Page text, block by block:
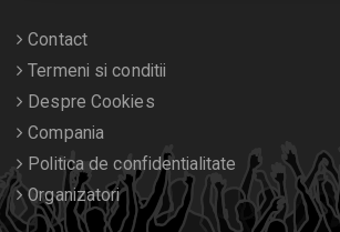
Contact
Termeni si conditii
Despre Cookies
Compania
Politica de confidentialitate
Organizatori